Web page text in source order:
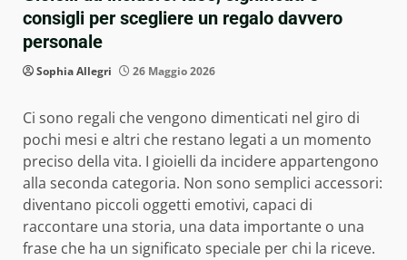
consigli per scegliere un regalo davvero
personale
Sophia Allegri 26 Maggio 2026
Ci sono regali che vengono dimenticati nel giro di
pochi mesi e altri che restano legati a un momento
preciso della vita. I gioielli da incidere appartengono
alla seconda categoria. Non sono semplici accessori:
diventano piccoli oggetti emotivi, capaci di
raccontare una storia, una data importante o una
frase che ha un significato speciale per chi la riceve.